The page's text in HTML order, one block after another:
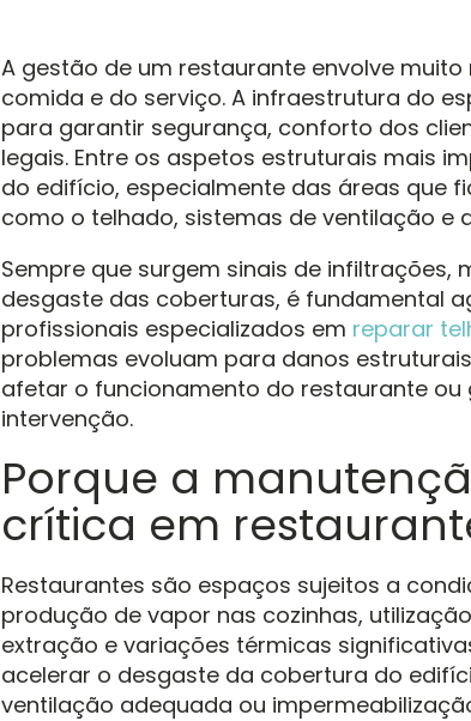
A gestão de um restaurante envolve
comida e do serviço. A infraestrutura do
para garantir segurança, conforto dos
legais. Entre os aspetos estruturais mais
do edifício, especialmente das áreas que
como o telhado, sistemas de ventilação e
Sempre que surgem sinais de infiltrações,
desgaste das coberturas, é fundamental
profissionais especializados em reparar
problemas evoluam para danos
afetar o funcionamento do restaurante ou
intervenção.
Porque a
crítica em
Restaurantes são espaços sujeitos a
produção de vapor nas cozinhas,
extração e variações térmicas
acelerar o desgaste da cobertura do
ventilação adequada ou